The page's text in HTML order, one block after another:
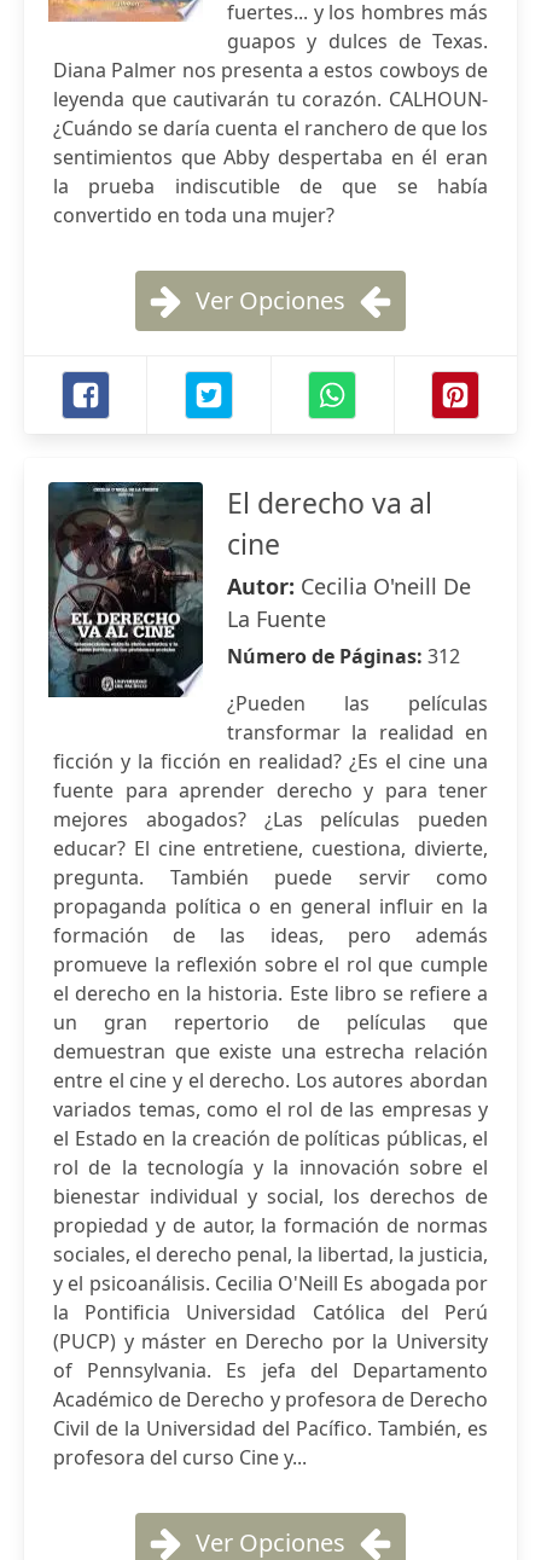
fuertes... y los hombres más
guapos y dulces de Texas.
Diana Palmer nos presenta a estos cowboys de
leyenda que cautivarán tu corazón. CALHOUN-
¿Cuándo se daría cuenta el ranchero de que los
sentimientos que Abby despertaba en él eran
la prueba indiscutible de que se había
convertido en toda una mujer?
Ver Opciones
El derecho va al
cine
Autor: Cecilia O'neill De
La Fuente
Número de Páginas: 312
¿Pueden las películas
transformar la realidad en
ficción y la ficción en realidad? ¿Es el cine una
fuente para aprender derecho y para tener
mejores abogados? ¿Las películas pueden
educar? El cine entretiene, cuestiona, divierte,
pregunta. También puede servir como
propaganda política o en general influir en la
formación de las ideas, pero además
promueve la reflexión sobre el rol que cumple
el derecho en la historia. Este libro se refiere a
un gran repertorio de películas que
demuestran que existe una estrecha relación
entre el cine y el derecho. Los autores abordan
variados temas, como el rol de las empresas y
el Estado en la creación de políticas públicas, el
rol de la tecnología y la innovación sobre el
bienestar individual y social, los derechos de
propiedad y de autor, la formación de normas
sociales, el derecho penal, la libertad, la justicia,
y el psicoanálisis. Cecilia O'Neill Es abogada por
la Pontificia Universidad Católica del Perú
(PUCP) y máster en Derecho por la University
of Pennsylvania. Es jefa del Departamento
Académico de Derecho y profesora de Derecho
Civil de la Universidad del Pacífico. También, es
profesora del curso Cine y...
Ver Opciones